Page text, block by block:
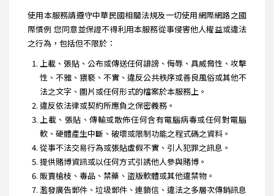
使用本服務請遵守中華民國相關法規及一切使用網際網路之國
際慣例 您同意並保證不得利用本服務從事侵害他人權益或違法
之行為，包括但不限於：
上載、張貼、公布或傳送任何誹謗、侮辱、具威脅性、攻擊
性、不雅、猥褻、不實、違反公共秩序或善良風俗或其他不
法之文字、圖片或任何形式的檔案於本服務上。
違反依法律或契約所應負之保密義務。
上載、張貼、傳輸或散佈任何含有電腦病毒或任何對電腦
軟、硬體產生中斷、破壞或限制功能之程式碼之資料。
從事不法交易行為或張貼虛假不實、引人犯罪之訊息。
提供賭博資訊或以任何方式引誘他人參與賭博。
販賣槍枝、毒品、禁藥、盜版軟體或其他違禁物。
濫發廣告郵件、垃圾郵件、連鎖信、違法之多層次傳銷訊息